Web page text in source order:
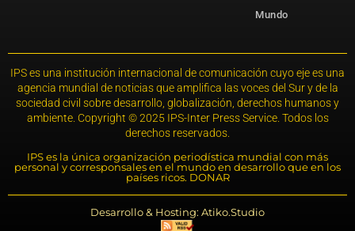
Mundo
IPS es una institución internacional de comunicación cuyo eje es una
agencia mundial de noticias que amplifica las voces del Sur y de la
sociedad civil sobre desarrollo, globalización, derechos humanos y
ambiente. Copyright © 2025 IPS-Inter Press Service. Todos los
derechos reservados.
IPS es la única organización periodística mundial con más
personal y corresponsales en el mundo en desarrollo que en los
países ricos. DONAR
Desarrollo & Hosting: Atiko.Studio